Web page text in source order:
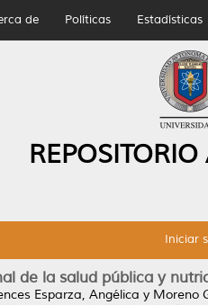
de Políticas Estadísticas
Iniciar
de la salud pública y
Esparza, Angélica y Moreno